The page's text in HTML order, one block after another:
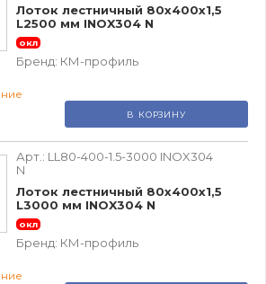
Лоток лестничный 80х400х1,5
L2500 мм INOX304 N
окл
Бренд: КМ-профиль
В КОРЗИНУ
Арт.: LL80-400-1.5-3000 INOX304
N
Лоток лестничный 80х400х1,5
L3000 мм INOX304 N
окл
Бренд: КМ-профиль